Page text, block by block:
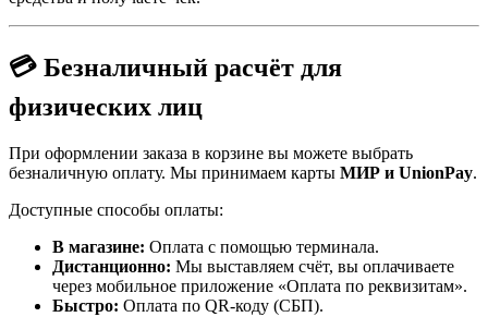
💳 Безналичный расчёт для
физических лиц
При оформлении заказа в корзине вы можете выбрать
безналичную оплату. Мы принимаем карты МИР и UnionPay.
Доступные способы оплаты:
В магазине: Оплата с помощью терминала.
Дистанционно: Мы выставляем счёт, вы оплачиваете
через мобильное приложение «Оплата по реквизитам».
Быстро: Оплата по QR-коду (СБП).